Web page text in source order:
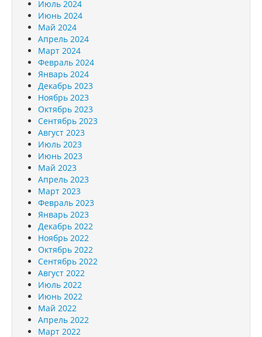
Июль 2024
Июнь 2024
Май 2024
Апрель 2024
Март 2024
Февраль 2024
Январь 2024
Декабрь 2023
Ноябрь 2023
Октябрь 2023
Сентябрь 2023
Август 2023
Июль 2023
Июнь 2023
Май 2023
Апрель 2023
Март 2023
Февраль 2023
Январь 2023
Декабрь 2022
Ноябрь 2022
Октябрь 2022
Сентябрь 2022
Август 2022
Июль 2022
Июнь 2022
Май 2022
Апрель 2022
Март 2022